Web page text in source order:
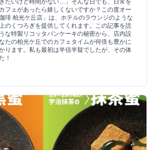
きたいけど時間がない…」そんな日でも、日常を
フェがあったら嬉しくないですか？この度オー
琲 柏光ケ丘店」は、ホテルのラウンジのような
のくつろぎを提供してくれます。この記事を読
な特製リコッタパンケーキの秘密から、店内設
たの柏光ケ丘でのカフェタイムが何倍も豊かに
ります。私も最初は半信半疑でしたが、その体
！